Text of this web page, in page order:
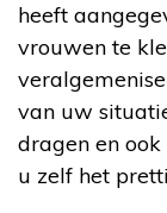
heeft
vrouwen te
van uw
dragen en
u zelf het